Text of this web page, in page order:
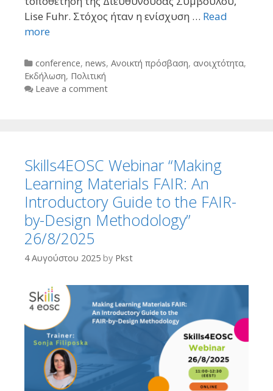
Lise Fuhr. Στόχος ήταν η ενίσχυση … Read
more
Categories
conference, news, Ανοικτή πρόσβαση, ανοιχτότητα,
Εκδήλωση, Πολιτική
Leave a comment
Skills4EOSC Webinar “Making
Learning Materials FAIR: An
Introductory Guide to the FAIR-
by-Design Methodology”
26/8/2025
4 Αυγούστου 2025 by Pkst